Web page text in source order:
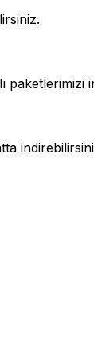
paketlerimizi